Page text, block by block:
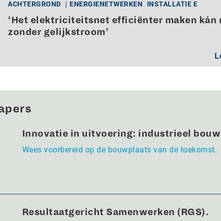
ACHTERGROND ENERGIENETWERKEN INSTALLATIE E
‘Het elektriciteitsnet efficiënter maken kán
zonder gelijkstroom’
Innovatie in uitvoering: industrieel
Wees voorbereid op de bouwplaats van de toekomst.
Resultaatgericht Samenwerken (RGS).